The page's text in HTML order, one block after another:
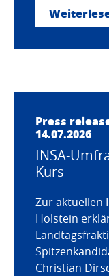
Press
14.07.2026
INSA-
Kurs
Zur aktuellen
Holstein
Christian